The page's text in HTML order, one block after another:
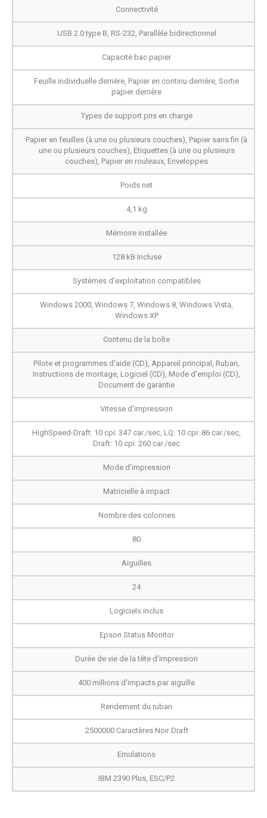
Connectivité
USB 2.0 type B, RS-232, Parallèle bidirectionnel
Capacité bac papier
Feuille individuelle derrière, Papier en continu derrière, Sortie
papier derrière
Types de support pris en charge
Papier en feuilles (à une ou plusieurs couches), Papier sans fin (à
une ou plusieurs couches), Etiquettes (à une ou plusieurs
couches), Papier en rouleaux, Enveloppes
Poids net
4,1 kg
Mémoire installée
128 kB Incluse
Systèmes d'exploitation compatibles
Windows 2000, Windows 7, Windows 8, Windows Vista,
Windows XP
Contenu de la boîte
Pilote et programmes d'aide (CD), Appareil principal, Ruban,
Instructions de montage, Logiciel (CD), Mode d'emploi (CD),
Document de garantie
Vitesse d'impression
HighSpeed-Draft: 10 cpi: 347 car./sec, LQ: 10 cpi: 86 car./sec,
Draft: 10 cpi: 260 car./sec
Mode d'impression
Matricielle à impact
Nombre des colonnes
80
Aiguilles
24
Logiciels inclus
Epson Status Monitor
Durée de vie de la tête d'impression
400 millions d'impacts par aiguille
Rendement du ruban
2500000 Caractères Noir Draft
Emulations
IBM 2390 Plus, ESC/P2